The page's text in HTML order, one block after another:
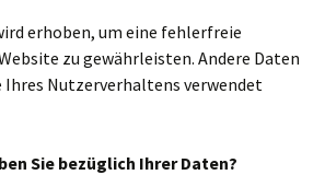
erhoben, um eine fehlerfreie
zu gewährleisten. Andere Daten
Ihres Nutzerverhaltens verwendet
Sie bezüglich Ihrer Daten?